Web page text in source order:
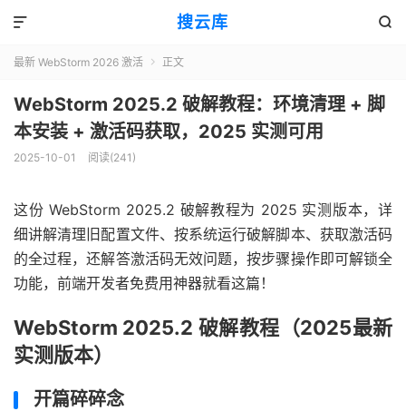
搜云库 

最新 WebStorm 2026 激活  正文
WebStorm 2025.2 破解教程：环境清理 + 脚
本安装 + 激活码获取，2025 实测可用
2025-10-01 阅读(241 )
这份 WebStorm 2025.2 破解教程为 2025 实测版本，详
细讲解清理旧配置文件、按系统运行破解脚本、获取激活码
的全过程，还解答激活码无效问题，按步骤操作即可解锁全
功能，前端开发者免费用神器就看这篇！
WebStorm 2025.2 破解教程（2025最新
实测版本）
开篇碎碎念